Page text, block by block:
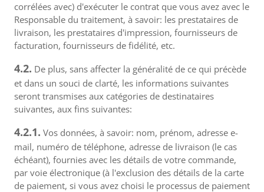
corrélées avec) d'exécuter le contrat que vous avez avec le
Responsable du traitement, à savoir: les prestataires de
livraison, les prestataires d'impression, fournisseurs de
facturation, fournisseurs de fidélité, etc.
4.2. De plus, sans affecter la généralité de ce qui précède
et dans un souci de clarté, les informations suivantes
seront transmises aux catégories de destinataires
suivantes, aux fins suivantes:
4.2.1. Vos données, à savoir: nom, prénom, adresse e-
mail, numéro de téléphone, adresse de livraison (le cas
échéant), fournies avec les détails de votre commande,
par voie électronique (à l'exclusion des détails de la carte
de paiement, si vous avez choisi le processus de paiement